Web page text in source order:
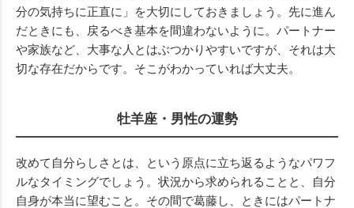
分の気持ちに正直に」を大切にしておきましょう。先に進ん
だときにも、戻るべき基本を間違わないように。パートナー
や家族など、大事な人とはぶつかりやすいですが、それは大
切な存在だからです。そこがわかっていれば大丈夫。
牡羊座・男性の運勢
改めて自分らしさとは、という原点に立ち返るようなパワフ
ルなタイミングでしょう。状況から求められることと、自分
自身が本当に望むこと。その間で葛藤し、ときにはパートナ